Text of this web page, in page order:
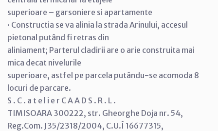
superioare – garsoniere si apartamente
· Constructia se va alinia la strada Arinului, accesul
pietonal putând fi retras din
aliniament; Parterul cladirii are o arie construita mai
mica decat nivelurile
superioare, astfel pe parcela putându-se acomoda 8
locuri de parcare.
S . C . a t e l i e r C A A D S . R . L .
TIMISOARA 300222, str. Gheorghe Doja nr. 54,
Reg.Com. J35/2318/2004, C.U.Î 16677315,